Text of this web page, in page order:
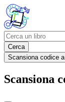
Cerca
Scansiona codice
Scansiona